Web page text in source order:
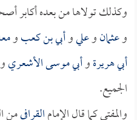
وكذلك تولاها من بعده أكابر
وعثمانوعليوأبي بن كعبو
أبي هريرةوأبي موسى الأشعري
الجميع.
والمفتي كما قال الإمامالقرافيمن